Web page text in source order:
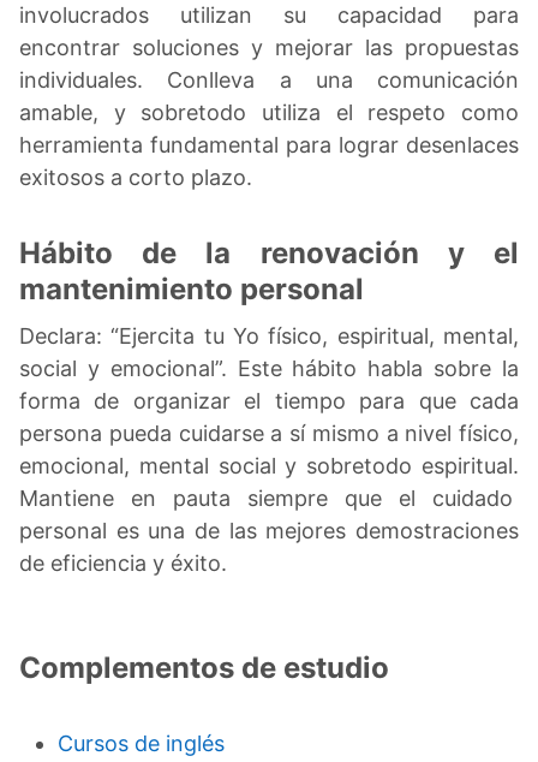
involucrados utilizan su capacidad para
encontrar soluciones y mejorar las propuestas
individuales. Conlleva a una comunicación
amable, y sobretodo utiliza el respeto como
herramienta fundamental para lograr desenlaces
exitosos a corto plazo.
Hábito de la renovación y el
mantenimiento personal
Declara: “Ejercita tu Yo físico, espiritual, mental,
social y emocional”. Este hábito habla sobre la
forma de organizar el tiempo para que cada
persona pueda cuidarse a sí mismo a nivel físico,
emocional, mental social y sobretodo espiritual.
Mantiene en pauta siempre que el cuidado
personal es una de las mejores demostraciones
de eficiencia y éxito.
Complementos de estudio
Cursos de inglés